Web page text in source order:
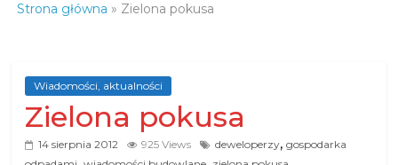
branży
budowlanej
Strona główna » Zielona pokusa
Wiadomości, aktualności
Zielona pokusa
14 sierpnia 2012 925 Views deweloperzy,gospodarka